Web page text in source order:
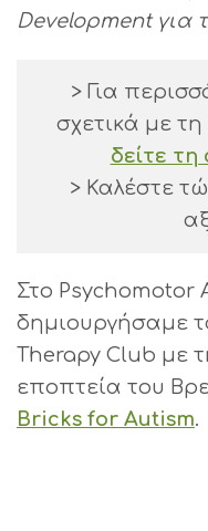
Development για
> Για
σχετικά με
δείτε τη
> Καλέστε
Στο Psychomotor
δημιουργήσαμε
Therapy Club με
εποπτεία του
Bricks for Autism.